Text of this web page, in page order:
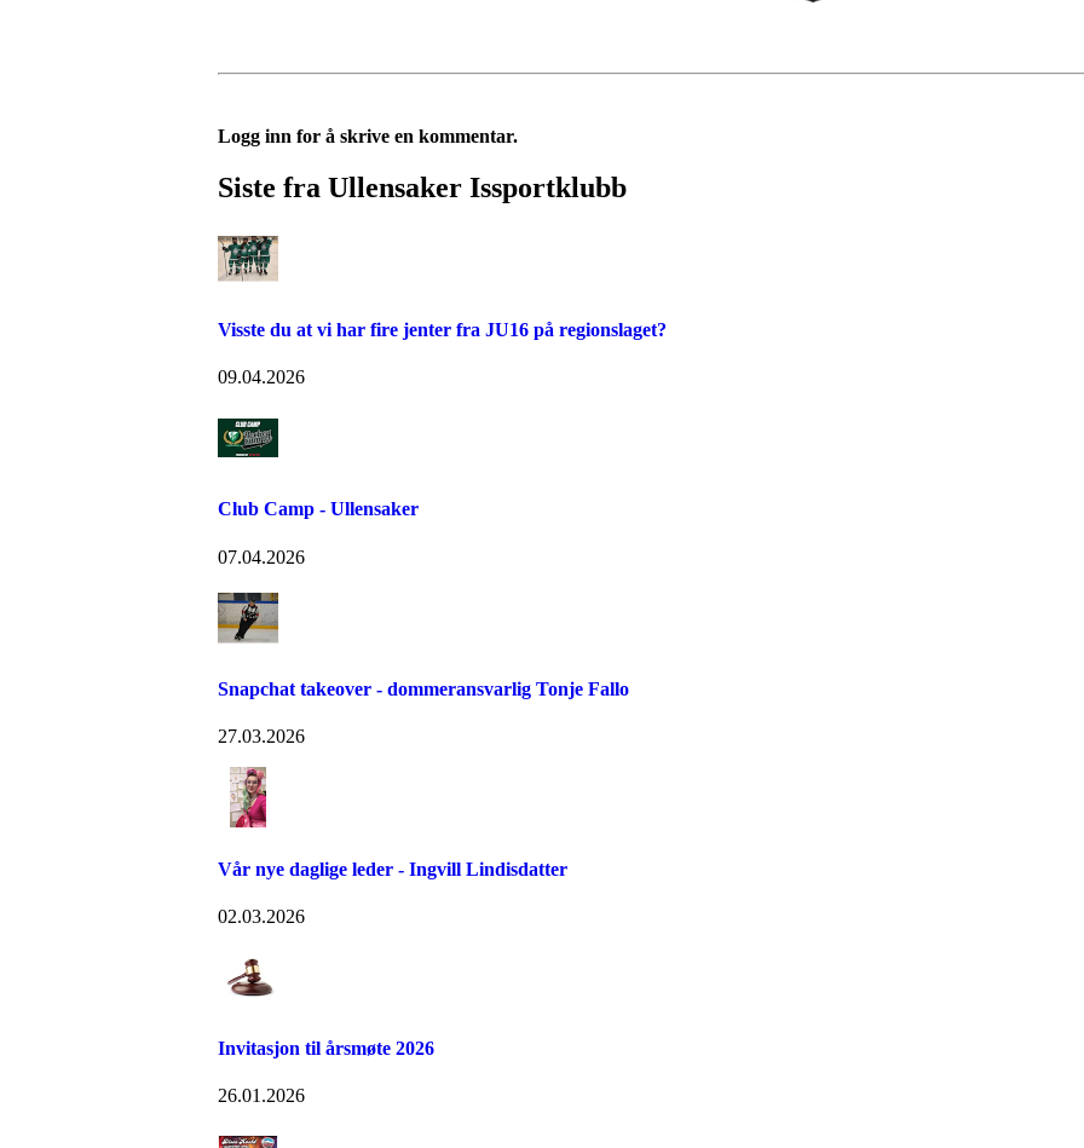
Logg inn for å skrive en kommentar.
Siste fra Ullensaker Issportklubb
Visste du at vi har fire jenter fra JU16 på regionslaget?
09.04.2026
Club Camp - Ullensaker
07.04.2026
Snapchat takeover - dommeransvarlig Tonje Fallo
27.03.2026
Vår nye daglige leder - Ingvill Lindisdatter
02.03.2026
Invitasjon til årsmøte 2026
26.01.2026